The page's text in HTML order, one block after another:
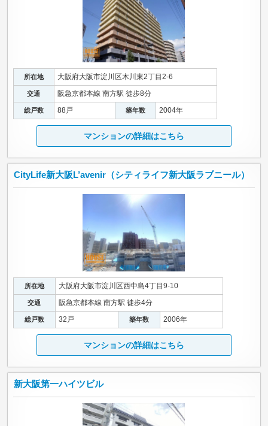
所在地 大阪府大阪市淀川区木川東2丁目2-6
交通 阪急京都本線 南方駅 徒歩8分
総戸数 88戸 築年数 2004年
マンションの詳細はこちら
CityLife新大阪L’avenir（シティライフ新大阪ラブニール）
所在地 大阪府大阪市淀川区西中島4丁目9-10
交通 阪急京都本線 南方駅 徒歩4分
総戸数 32戸 築年数 2006年
マンションの詳細はこちら
新大阪第一ハイツビル